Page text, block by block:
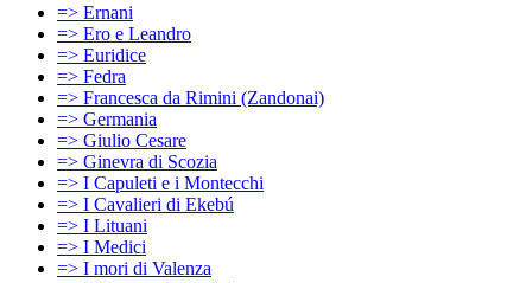
=> Ernani
=> Ero e Leandro
=> Euridice
=> Fedra
=> Francesca da Rimini (Zandonai)
=> Germania
=> Giulio Cesare
=> Ginevra di Scozia
=> I Capuleti e i Montecchi
=> I Cavalieri di Ekebú
=> I Lituani
=> I Medici
=> I mori di Valenza